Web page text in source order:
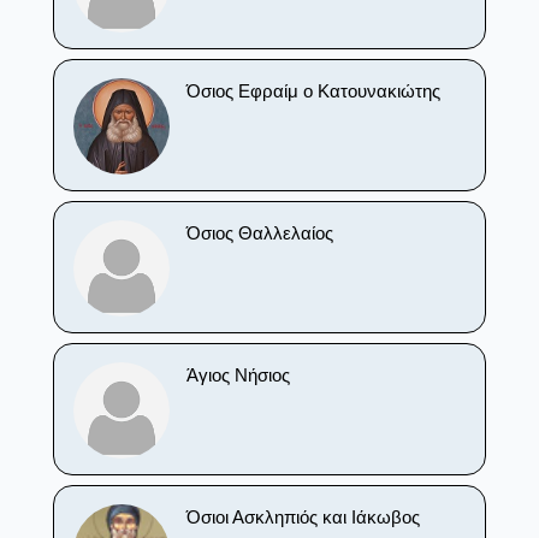
Όσιος Εφραίμ ο Κατουνακιώτης
Όσιος Θαλλελαίος
Άγιος Νήσιος
Όσιοι Ασκληπιός και Ιάκωβος